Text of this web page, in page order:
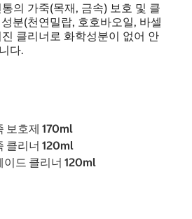
의 가죽(목재, 금속) 보호 및 클
분(천연밀랍, 호호바오일, 바셀
클리너로 화학성분이 없어 안
다.
보호제 170ml
클리너 120ml
이드 클리너 120ml